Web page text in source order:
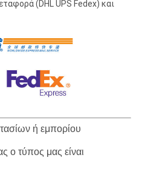
(DHL UPS Fedex) και
ή εμπορίου
ο τύπος μας είναι